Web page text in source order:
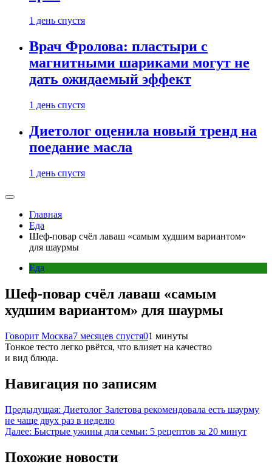
1 день спустя
Врач Фролова: пластыри с
магнитными шариками могут не
дать ожидаемый эффект
1 день спустя
Диетолог оценила новый тренд на
поедание масла
1 день спустя
Главная
Еда
Шеф-повар счёл лаваш «самым худшим вариантом»
для шаурмы
Еда
Шеф-повар счёл лаваш «самым
худшим вариантом» для шаурмы
Говорит Москва7 месяцев спустя01 минуты
Тонкое тесто легко рвётся, что влияет на качество
и вид блюда.
Навигация по записям
Предыдущая: Диетолог Залетова рекомендовала есть шаурму
не чаще двух раз в неделю
Далее: Быстрые ужины для семьи: 5 рецептов за 20 минут
Похожие новости